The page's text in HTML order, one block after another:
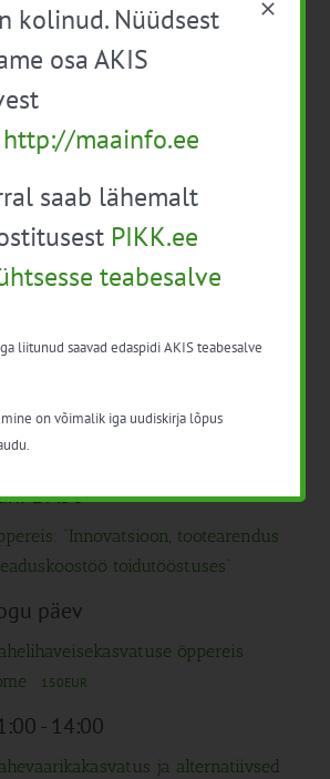
-17:00
veebiseminar: “Koostöö
– 5 sammu toidutootjale
pakendi loomiseks. Lao- ja
digitaliseerimine”
15:30
konsulendile
alates
toidutööstuses”
19:30
“Innovatsioon, tootearendus
toidutööstuses”
päev
õppereis
150EUR
- 14:00
ja alternatiivsed
kolinud. Nüüdsest
osa AKIS
http://maainfo.ee
saab lähemalt
PIKK.ee
teabesalve
liitunud saavad edaspidi AKIS teabesalve
on võimalik iga uudiskirja lõpus